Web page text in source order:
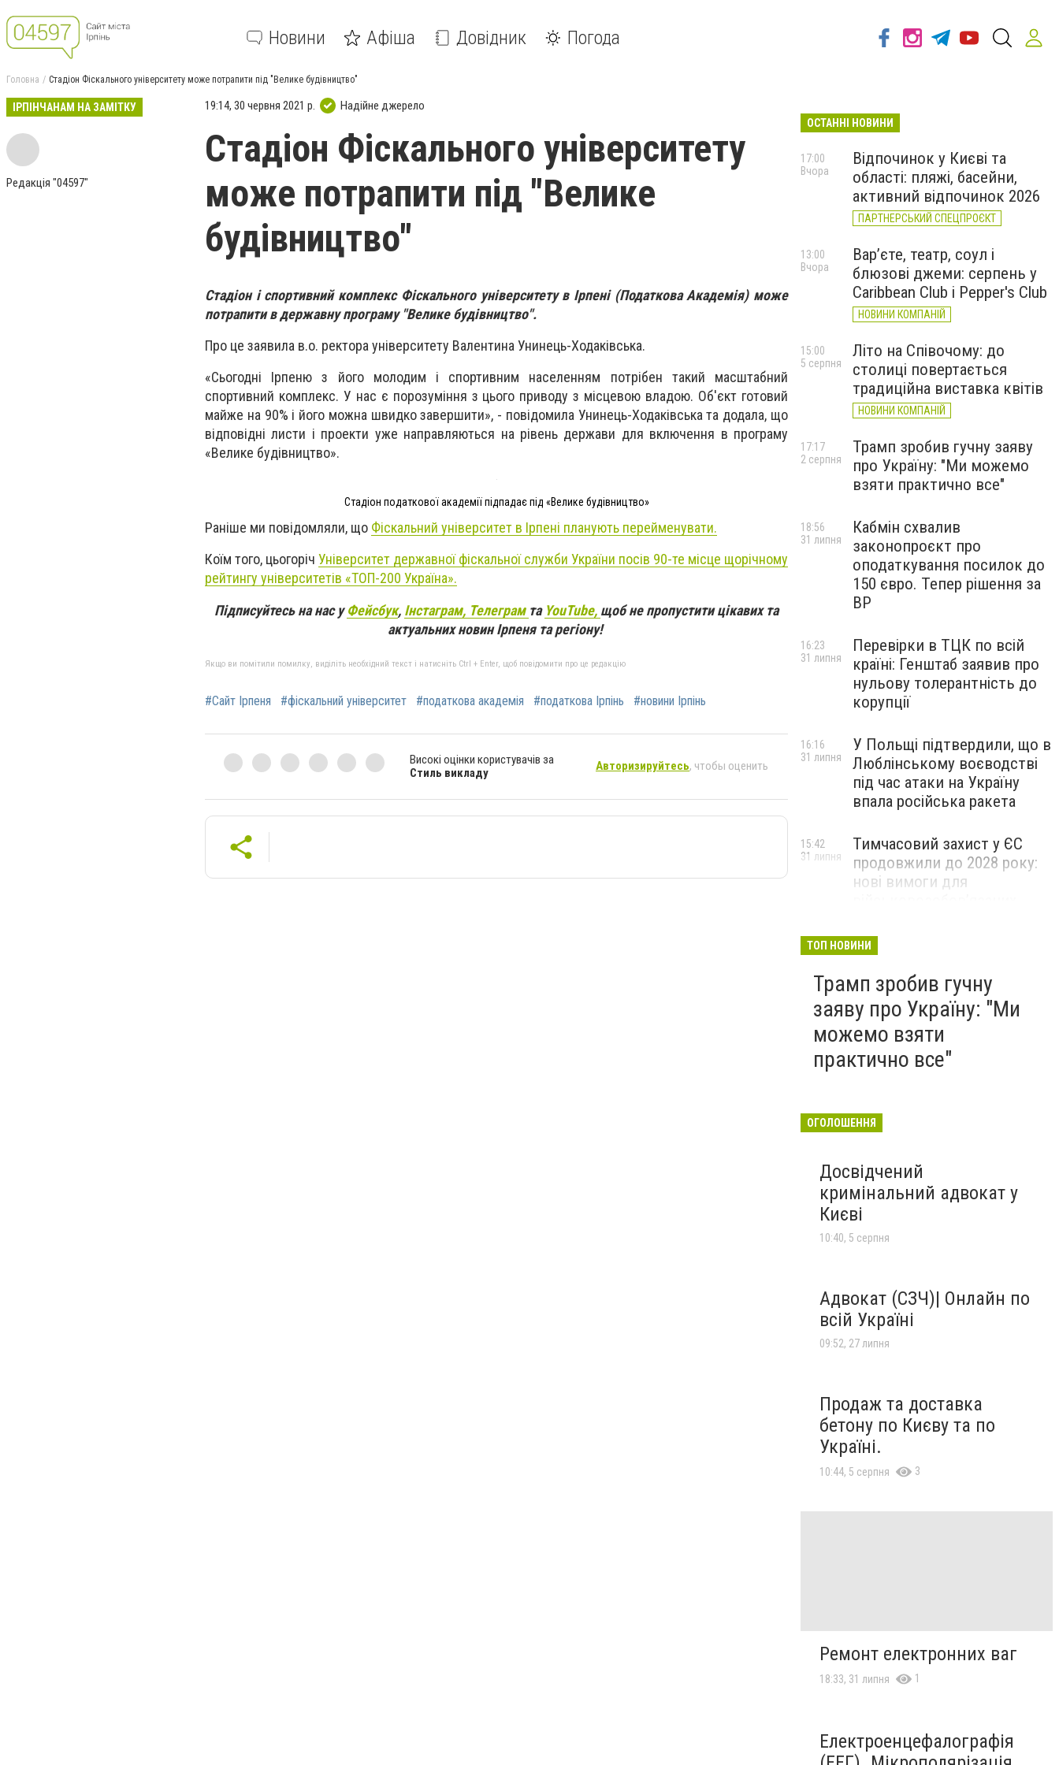
Новини Афіша Довідник Погода
Головна Стадіон Фіскального університету може потрапити під "Велике будівництво"
ІРПІНЧАНАМ НА ЗАМІТКУ
Редакція "04597"
19:14, 30 червня 2021 р. Надійне джерело
Стадіон Фіскального університету
може потрапити під "Велике
будівництво"
Стадіон і спортивний комплекс Фіскального університету в Ірпені (Податкова Академія) може
потрапити в державну програму "Велике будівництво".
Про це заявила в.о. ректора університету Валентина Унинець-Ходаківська.
«Сьогодні Ірпеню з його молодим і спортивним населенням потрібен такий масштабний
спортивний комплекс. У нас є порозуміння з цього приводу з місцевою владою. Об'єкт готовий
майже на 90% і його можна швидко завершити», - повідомила Унинець-Ходаківська та додала, що
відповідні листи і проекти уже направляються на рівень держави для включення в програму
«Велике будівництво».
Стадіон податкової академії підпадає під «Велике будівництво»
Раніше ми повідомляли, що Фіскальний університет в Ірпені планують перейменувати.
Коїм того, цьогоріч Університет державної фіскальної служби України посів 90-те місце щорічному
рейтингу університетів «ТОП-200 Україна».
Підписуйтесь на нас уФейсбук, Інстаграм, Телеграм та YouTube, щоб не пропустити цікавих та
актуальних новин Ірпеня та регіону!
Якщо ви помітили помилку, виділіть необхідний текст і натисніть Ctrl + Enter, щоб повідомити про це редакцію
#Сайт Ірпеня #фіскальний університет #податкова академія #податкова Ірпінь #новини Ірпінь
Високі оцінки користувачів за
Стиль викладу
Авторизируйтесь, чтобы оценить
ОСТАННІ НОВИНИ
Відпочинок у Києві та
області: пляжі, басейни,
активний відпочинок 2026
ПАРТНЕРСЬКИЙ СПЕЦПРОЄКТ
17:00
Вчора
Вар’єте, театр, соул і
блюзові джеми: серпень у
Caribbean Club і Pepper's Club
НОВИНИ КОМПАНІЙ
13:00
Вчора
Літо на Співочому: до
столиці повертається
традиційна виставка квітів
НОВИНИ КОМПАНІЙ
15:00
5 серпня
Трамп зробив гучну заяву
про Україну: "Ми можемо
взяти практично все"
17:17
2 серпня
Кабмін схвалив
законопроєкт про
оподаткування посилок до
150 євро. Тепер рішення за
ВР
18:56
31 липня
Перевірки в ТЦК по всій
країні: Генштаб заявив про
нульову толерантність до
корупції
16:23
31 липня
У Польщі підтвердили, що в
Люблінському воєводстві
під час атаки на Україну
впала російська ракета
16:16
31 липня
Тимчасовий захист у ЄС
продовжили до 2028 року:
нові вимоги для
15:42
31 липня
ТОП НОВИНИ
Трамп зробив гучну
заяву про Україну: "Ми
можемо взяти
практично все"
ОГОЛОШЕННЯ
Досвідчений
кримінальний адвокат у
Києві
10:40, 5 серпня
Адвокат (СЗЧ)| Онлайн по
всій Україні
09:52, 27 липня
Продаж та доставка
бетону по Києву та по
Україні.
10:44, 5 серпня 3
Ремонт електронних ваг
18:33, 31 липня 1
Електроенцефалографія